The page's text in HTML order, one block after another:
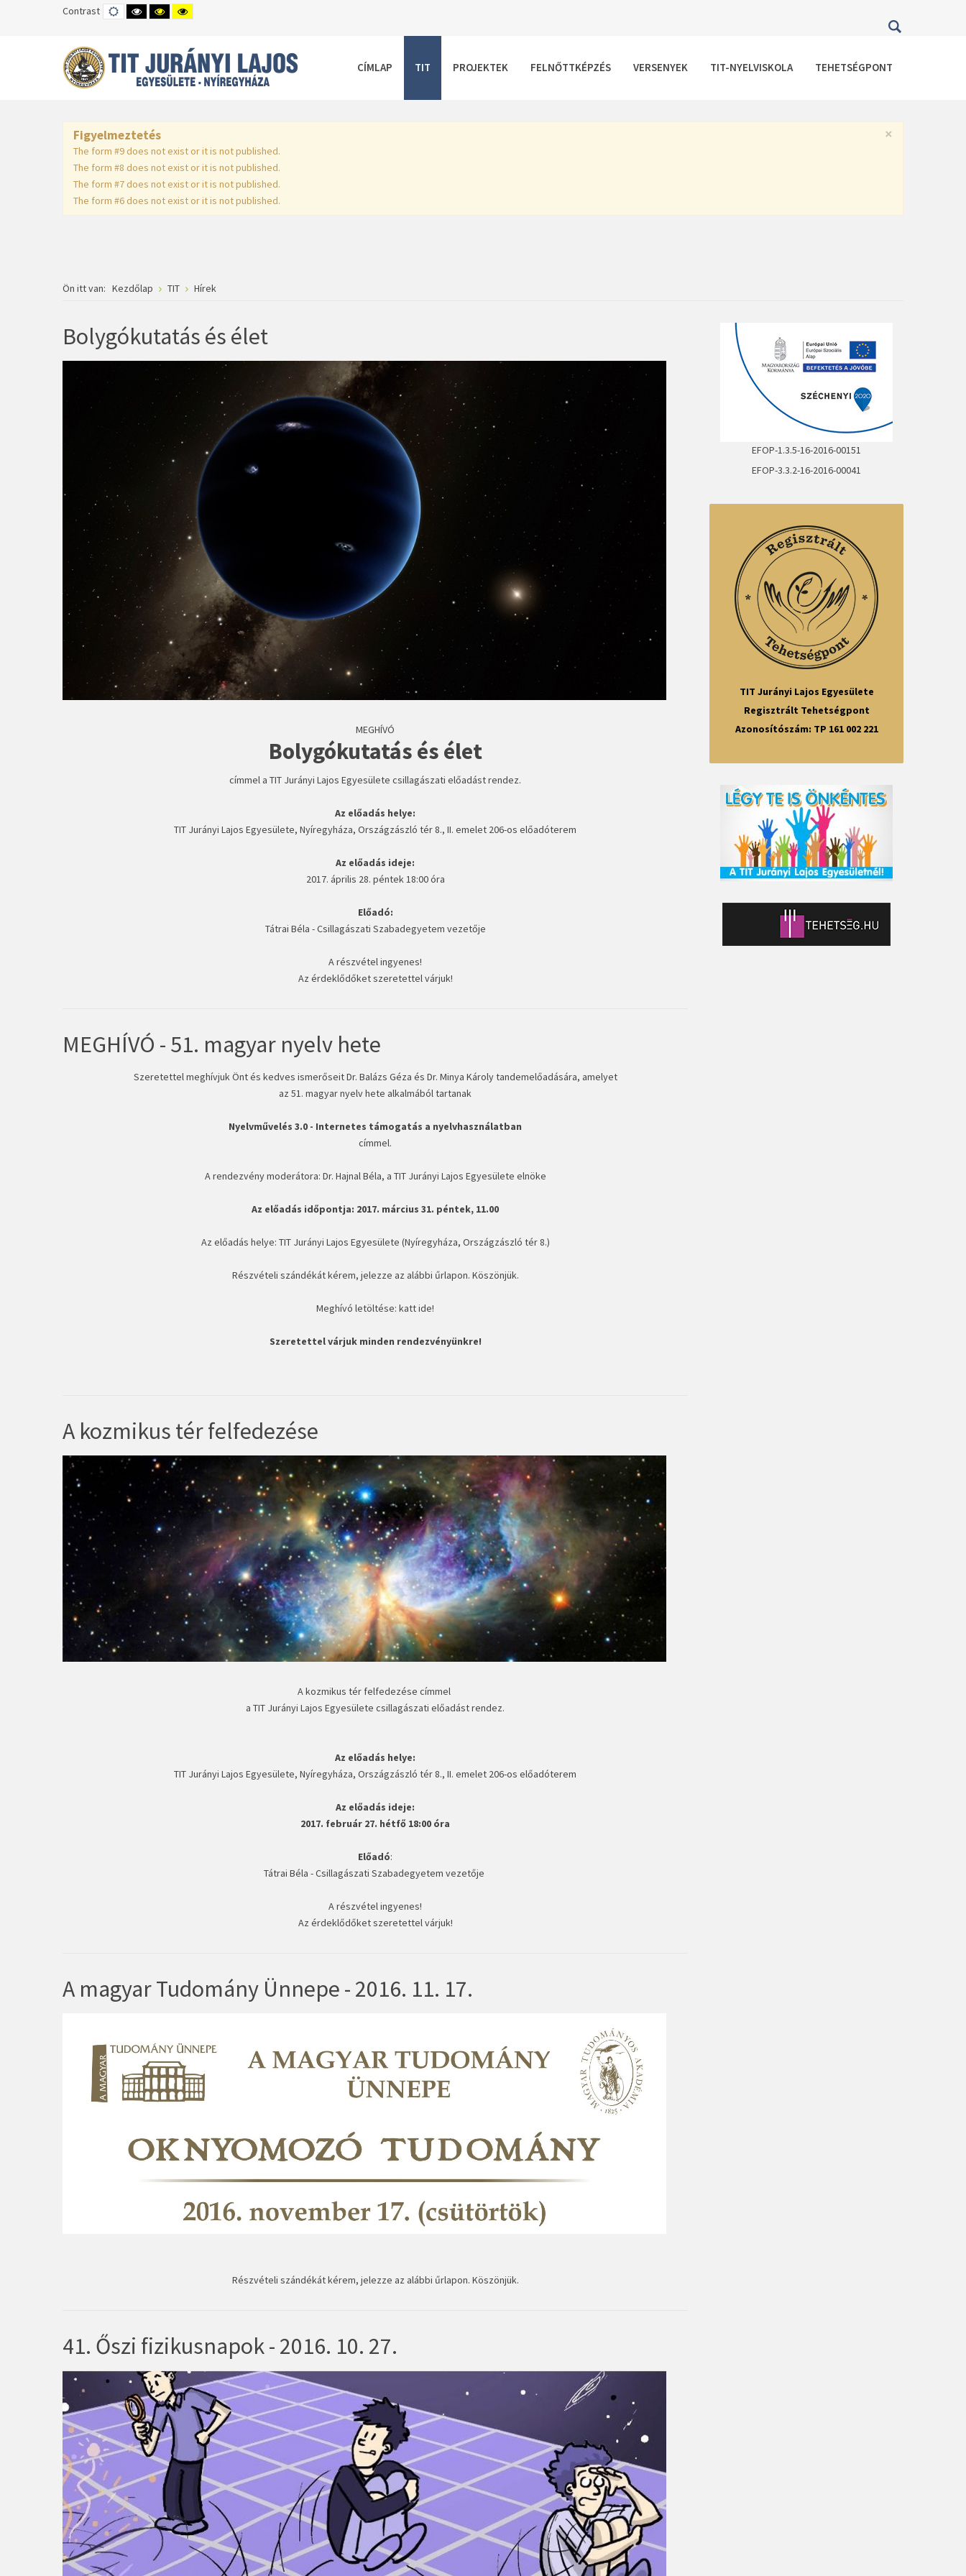
Contrast DEFAULT
MODE
HIGH
CONTRAST
MODE
HIGH
CONTRAST
MODE
HIGH
CONTRAST
MODE
CÍMLAP TIT PROJEKTEK FELNŐTTKÉPZÉS VERSENYEK TIT-NYELVISKOLA TEHETSÉGPONT
×
Figyelmeztetés
The form #9 does not exist or it is not published.
The form #8 does not exist or it is not published.
The form #7 does not exist or it is not published.
The form #6 does not exist or it is not published.
Ön itt van: Kezdőlap TIT Hírek
Bolygókutatás és élet
MEGHÍVÓ
Bolygókutatás és élet
címmel a TIT Jurányi Lajos Egyesülete csillagászati előadást rendez.
Az előadás helye:
TIT Jurányi Lajos Egyesülete, Nyíregyháza, Országzászló tér 8., II. emelet 206-os előadóterem
Az előadás ideje:
2017. április 28. péntek 18:00 óra
Előadó:
Tátrai Béla - Csillagászati Szabadegyetem vezetője
A részvétel ingyenes!
Az érdeklődőket szeretettel várjuk!
MEGHÍVÓ - 51. magyar nyelv hete
Szeretettel meghívjuk Önt és kedves ismerőseit Dr. Balázs Géza és Dr. Minya Károly tandemelőadására, amelyet
az 51. magyar nyelv hete alkalmából tartanak
Nyelvművelés 3.0 - Internetes támogatás a nyelvhasználatban
címmel.
A rendezvény moderátora: Dr. Hajnal Béla, a TIT Jurányi Lajos Egyesülete elnöke
Az előadás időpontja: 2017. március 31. péntek, 11.00
Az előadás helye: TIT Jurányi Lajos Egyesülete (Nyíregyháza, Országzászló tér 8.)
Részvételi szándékát kérem, jelezze az alábbi űrlapon. Köszönjük.
Meghívó letöltése: katt ide!
Szeretettel várjuk minden rendezvényünkre!
A kozmikus tér felfedezése
A kozmikus tér felfedezése címmel
a TIT Jurányi Lajos Egyesülete csillagászati előadást rendez.
Az előadás helye:
TIT Jurányi Lajos Egyesülete, Nyíregyháza, Országzászló tér 8., II. emelet 206-os előadóterem
Az előadás ideje:
2017. február 27. hétfő 18:00 óra
Előadó:
Tátrai Béla - Csillagászati Szabadegyetem vezetője
A részvétel ingyenes!
Az érdeklődőket szeretettel várjuk!
A magyar Tudomány Ünnepe - 2016. 11. 17.
Részvételi szándékát kérem, jelezze az alábbi űrlapon. Köszönjük.
41. Őszi fizikusnapok - 2016. 10. 27.
EFOP-1.3.5-16-2016-00151
EFOP-3.3.2-16-2016-00041
TIT Jurányi Lajos Egyesülete
Regisztrált Tehetségpont
Azonosítószám: TP 161 002 221